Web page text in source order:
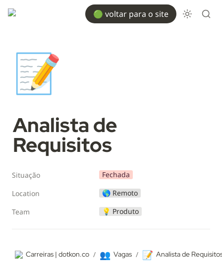
🟢 voltar para o site
📝
Analista de
Requisitos
Situação
Fechada
Location
🌎 Remoto
Team
💡 Produto
Carreiras | dotkon.co / 👥 Vagas / 📝 Analista de